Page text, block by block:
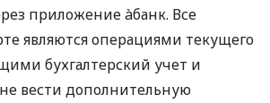
приложение àбанк. Все
являются операциями текущего
бухгалтерский учет и
вести дополнительную